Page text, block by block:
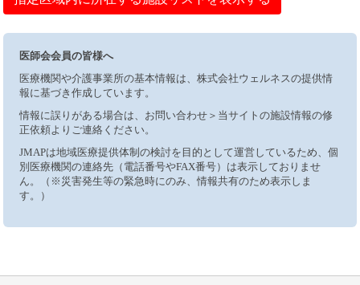
医師会会員の皆様へ
医療機関や介護事業所の基本情報は、株式会社ウェルネスの提供情
報に基づき作成しています。
情報に誤りがある場合は、お問い合わせ＞当サイトの施設情報の修
正依頼よりご連絡ください。
JMAPは地域医療提供体制の検討を目的として運営しているため、個
別医療機関の連絡先（電話番号やFAX番号）は表示しておりませ
ん。（※災害発生等の緊急時にのみ、情報共有のため表示しま
す。）